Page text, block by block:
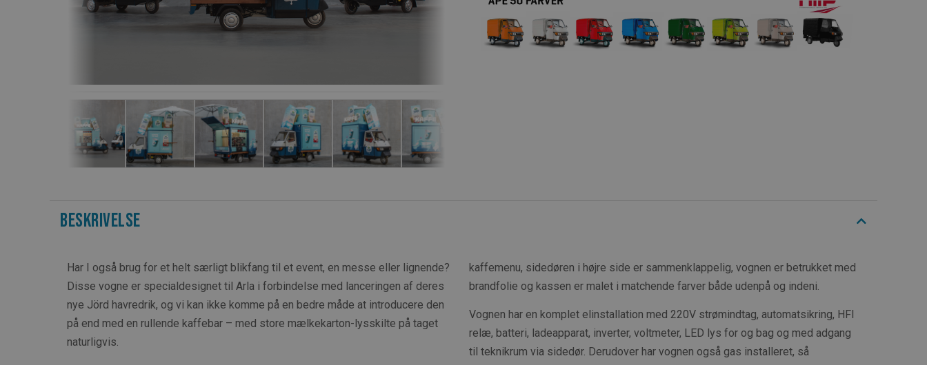
Beskrivelse
Har I også brug for et helt særligt blikfang til et event, en messe eller lignende?
Disse vogne er specialdesignet til Arla i forbindelse med lanceringen af deres
nye Jörd havredrik, og vi kan ikke komme på en bedre måde at introducere den
på end med en rullende kaffebar – med store mælkekarton-lysskilte på taget
naturligvis.
kaffemenu, sidedøren i højre side er sammenklappelig, vognen er betrukket med
brandfolie og kassen er malet i matchende farver både udenpå og indeni.
Vognen har en komplet elinstallation med 220V strømindtag, automatsikring, HFI
relæ, batteri, ladeapparat, inverter, voltmeter, LED lys for og bag og med adgang
til teknikrum via sidedør. Derudover har vognen også gas installeret, så